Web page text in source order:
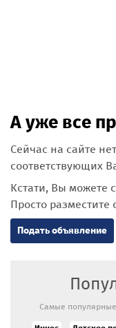
А уже все
Сейчас на сайте
соответствующих
Кстати, Вы можете
Просто разместите
Подать объявление
Самые